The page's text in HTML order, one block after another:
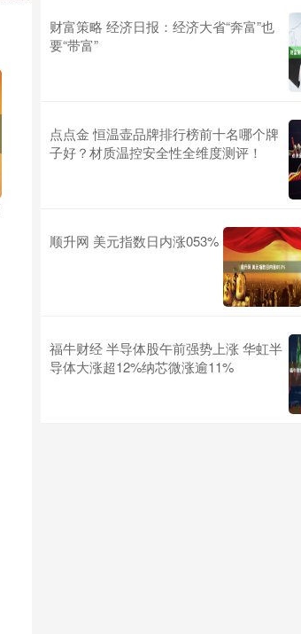
财富策略 经济日报：经济大省“奔富”也
要“带富”
点点金 恒温壶品牌排行榜前十名哪个牌
子好？材质温控安全性全维度测评！
顺升网 美元指数日内涨053%
福牛财经 半导体股午前强势上涨 华虹半
导体大涨超12%纳芯微涨逾11%